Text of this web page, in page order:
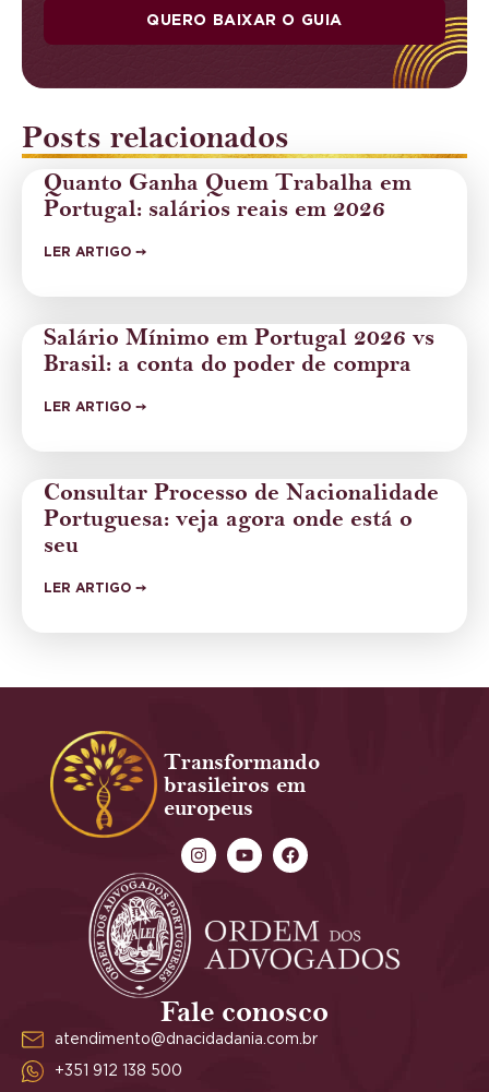
QUERO BAIXAR O GUIA
Posts relacionados
Quanto Ganha Quem Trabalha em
Portugal: salários reais em 2026
LER ARTIGO ➙
Salário Mínimo em Portugal 2026 vs
Brasil: a conta do poder de compra
LER ARTIGO ➙
Consultar Processo de Nacionalidade
Portuguesa: veja agora onde está o
seu
LER ARTIGO ➙
Transformando
brasileiros em
europeus
Fale conosco
atendimento@dnacidadania.com.br
+351 912 138 500